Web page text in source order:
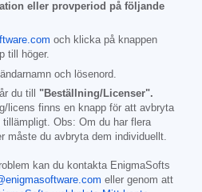
eller provperiod på följande
och klicka på knappen
till höger.
och lösenord.
du till "Beställning/Licenser".
licens finns en knapp för att avbryta
tillämpligt. Obs: Om du har flera
måste du avbryta dem individuellt.
kan du kontakta EnigmaSofts
eller genom att